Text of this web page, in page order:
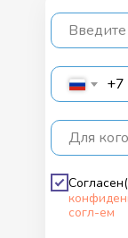
+7
Для
согл-ем